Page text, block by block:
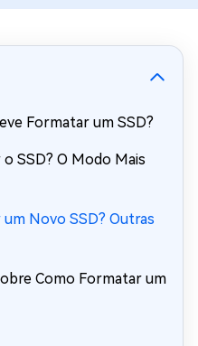
Formatar um SSD?
SSD? O Modo Mais
Novo SSD? Outras
Como Formatar um